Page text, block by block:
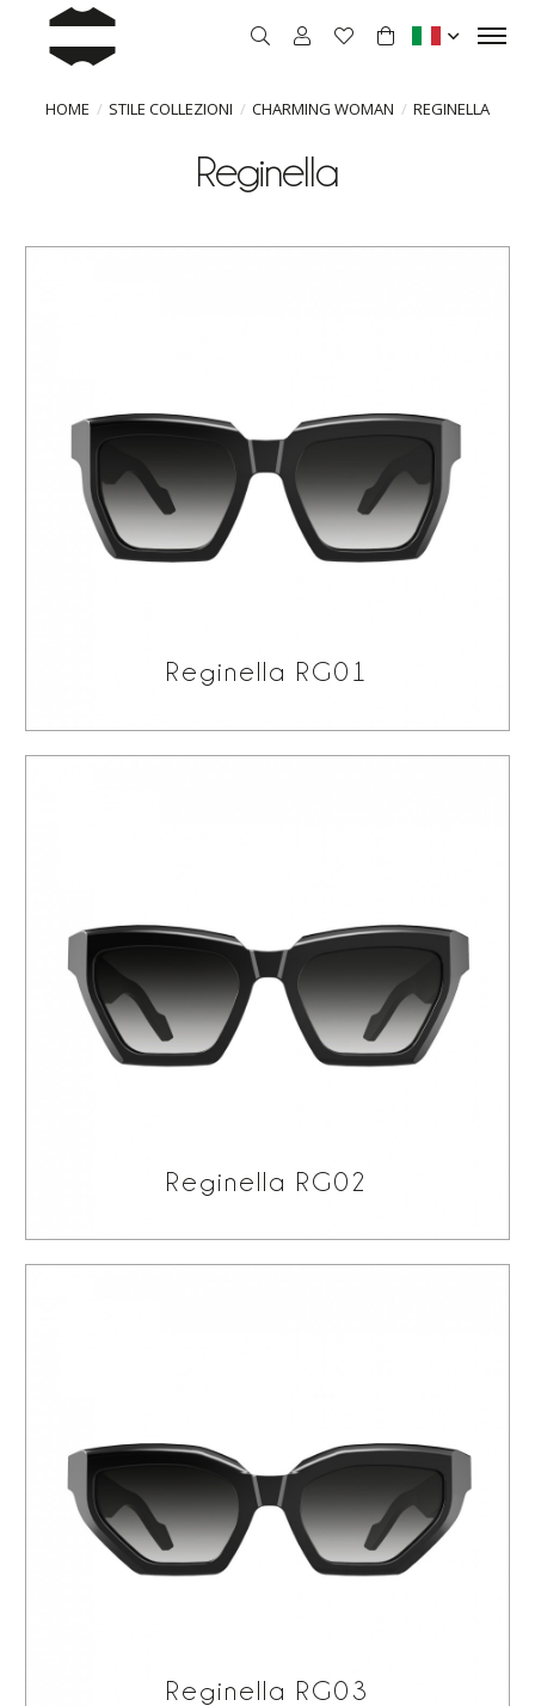
HOME STILE COLLEZIONI CHARMING WOMAN REGINELLA
Reginella
Reginella RG01
Reginella RG02
Reginella RG03